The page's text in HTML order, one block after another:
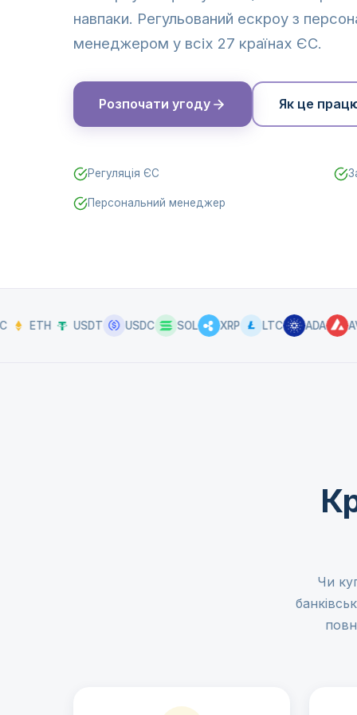
навпаки. Регульований ескроу з
менеджером у всіх 27 країнах ЄС.
Розпочати угоду Як це
Регуляція ЄС
Персональний менеджер
ETH USDT USDC SOL XRP LTC ADA AVAX
Чи